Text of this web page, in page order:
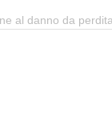
al danno da